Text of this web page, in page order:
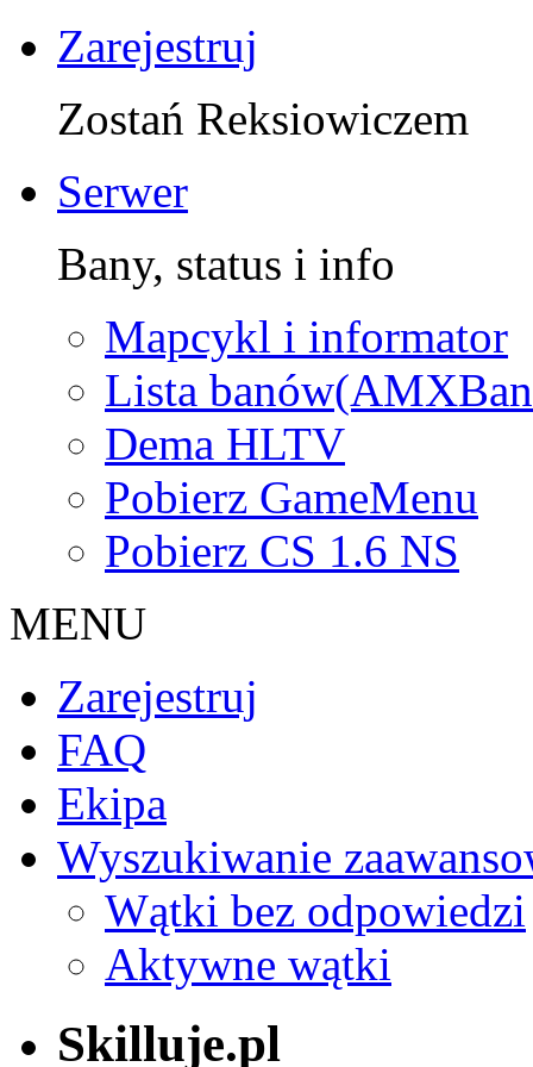
Zarejestruj
Zostań Reksiowiczem
Serwer
Bany, status i info
Mapcykl i informator
Lista
Dema HLTV
Pobierz GameMenu
Pobierz CS 1.6 NS
MENU
Zarejestruj
FAQ
Ekipa
Wyszukiwanie
Wątki bez odpowiedzi
Aktywne wątki
Skilluje.pl